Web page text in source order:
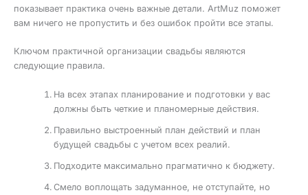
показывает практика очень важные детали. ArtMuz поможет
вам ничего не пропустить и без ошибок пройти все этапы.
Ключом практичной организации свадьбы являются
следующие правила.
На всех этапах планирование и подготовки у вас
должны быть четкие и планомерные действия.
Правильно выстроенный план действий и план
будущей свадьбы с учетом всех реалий.
Подходите максимально прагматично к бюджету.
Смело воплощать задуманное, не отступайте, но